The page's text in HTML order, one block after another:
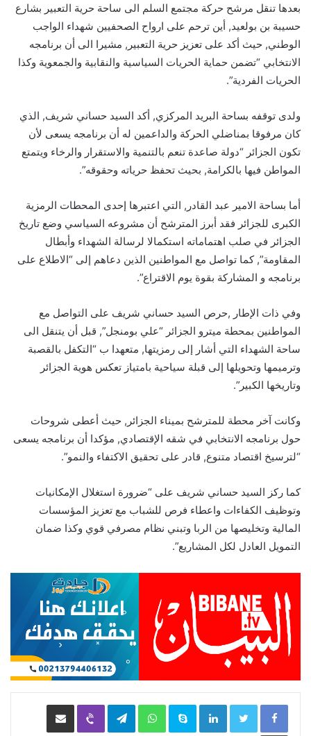
بعدها تنقل مرشح حركة مجتمع السلم الى ساحة حرية التعبير بشارع
حسيبة بن بولعيد, أين ترحم على ارواح الصحفيين شهداء الواجب
الوطني, حيث أكد على تعزيز حرية التعبير, مشيرا الى أن برنامجه
الانتخابي “تضمن حماية الحريات السياسية والنقابية والجمعوية وكذا
الحريات الفردية”.
ولدى توقفه بساحة البريد المركزي, أكد السيد حساني شريف, الذي
كان مرفوقا بمناضلي الحركة والداعمين له أن برنامجه يسعى لأن
تكون الجزائر “دولة صاعدة تنعم بالتنمية والاستقرار والرخاء ويتمتع
المواطن فيها بالكرامة, بحيث تحفظ حرياته وحقوقه”.
أما بساحة الامير عبد القادر, التي اعتبرها إحدى المحطات الرمزية
الكبرى للجزائر فقد أبرز المترشح أن مشروعه السياسي وضع تاريخ
الجزائر في صلب اهتماماته استكمالا لرسالة الشهداء وأبطال
المقاومة”, كما تواصل مع المواطنين الذين دعاهم إلى “الاطلاع على
برنامجه و المشاركة بقوة يوم الاقتراع”.
وفي ذات الإطار ,حرص السيد حساني شريف على التواصل مع
المواطنين بمحطة ميترو الجزائر “علي بومنجل”, قبل أن يتنقل الى
ساحة الشهداء التي أشار إلى رمزيتها, متعهدا ب “التكفل بالقصبة
وترميمها وتحويلها إلى قبلة سياحية بامتياز تعكس هوية الجزائر
وتاريخها الكبير”.
وكانت آخر محطة للمترشح بميناء الجزائر, حيث أعطى شروحات
حول برنامجه الانتخابي في شقه الإقتصادي, مؤكدا أن برنامجه يسعى
“لترسيخ اقتصاد متنوع, قادر على تحقيق الاكتفاء والنمو”.
كما ركز السيد حساني شريف على “ضرورة استغلال الإمكانيات
وتوظيف الكفاءات واعطاء فرص للشباب مع تعزيز المؤسسات
المالية وتخليصها من الربا وتبني نظام مصرفي قوي وكذا ضمان
التمويل العادل لكل المشاريع”.
LinkedIn
Skype
WhatsApp
Telegram
Viber مشاركة عبر البريد